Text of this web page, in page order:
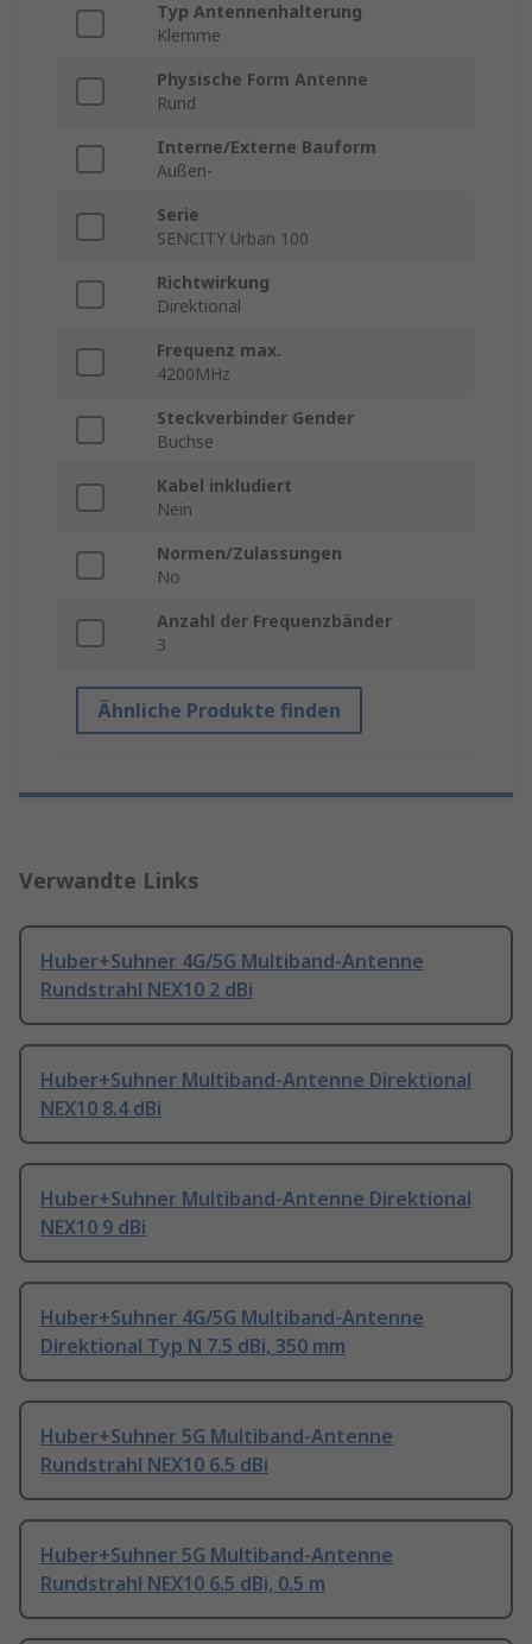
Typ Antennenhalterung
Klemme
Physische Form Antenne
Rund
Interne/Externe Bauform
Außen-
Serie
SENCITY Urban 100
Richtwirkung
Direktional
Frequenz max.
4200MHz
Steckverbinder Gender
Buchse
Kabel inkludiert
Nein
Normen/Zulassungen
No
Anzahl der Frequenzbänder
3
Ähnliche Produkte finden
Verwandte Links
Huber+Suhner 4G/5G Multiband-Antenne
Rundstrahl NEX10 2 dBi
Huber+Suhner Multiband-Antenne Direktional
NEX10 8.4 dBi
Huber+Suhner Multiband-Antenne Direktional
NEX10 9 dBi
Huber+Suhner 4G/5G Multiband-Antenne
Direktional Typ N 7.5 dBi, 350 mm
Huber+Suhner 5G Multiband-Antenne
Rundstrahl NEX10 6.5 dBi
Huber+Suhner 5G Multiband-Antenne
Rundstrahl NEX10 6.5 dBi, 0.5 m